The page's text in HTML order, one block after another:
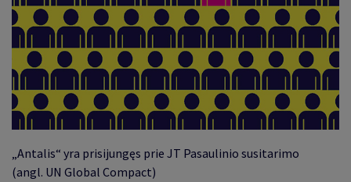
„Antalis“ yra prisijungęs prie JT Pasaulinio susitarimo
(angl. UN Global Compact)